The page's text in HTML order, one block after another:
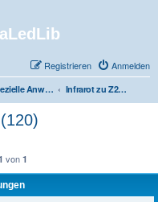
Anmelden
Registrieren
Spezielle Anwendungen und Highlights Infrarot zu Z21 Transceiver (120)
von 1